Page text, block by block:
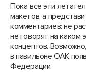
Пока все эти
макетов, а
комментариев: не
не говорят на каком
концептов.
в павильоне ОАК
Федерации.